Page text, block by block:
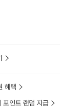
혜택
포인트 랜덤 지급